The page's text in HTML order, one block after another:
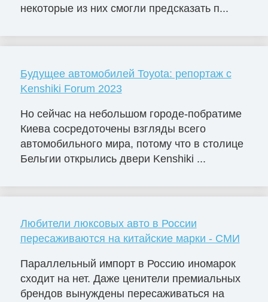
некоторые из них смогли предсказать п...
Будущее автомобилей Toyota: репортаж с
Kenshiki Forum 2023
Но сейчас на небольшом городе-побратиме
Киева сосредоточены взгляды всего
автомобильного мира, потому что в столице
Бельгии открылись двери Kenshiki ...
Любители люксовых авто в России
пересаживаются на китайские марки - СМИ
Параллельный импорт в Россию иномарок
сходит на нет. Даже ценители премиальных
брендов вынуждены пересаживаться на